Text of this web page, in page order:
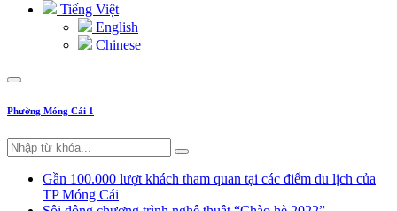
Tiếng Việt
English
Chinese
Phường Móng Cái 1
Gần 100.000 lượt khách tham quan tại các điểm du lịch của
TP Móng Cái